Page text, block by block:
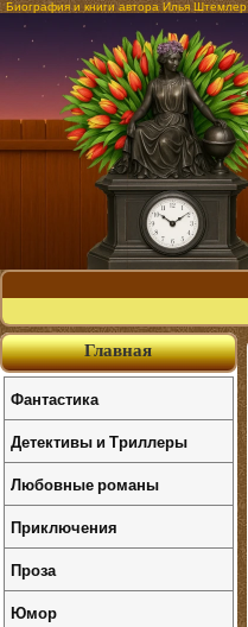
Биография и книги автора Илья Штемлер
Главная
Фантастика
Детективы и Триллеры
Любовные романы
Приключения
Проза
Юмор